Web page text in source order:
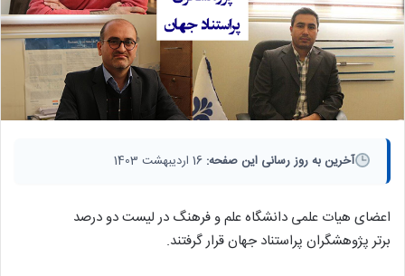
آخرین به روز رسانی این صفحه: 16 اردیبهشت 1403
اعضای هیات علمی دانشگاه علم و فرهنگ در لیست دو درصد
برتر پژوهشگران پراستناد جهان قرار گرفتند.